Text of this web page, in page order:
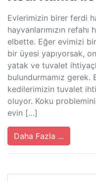
Evlerimizin birer ferdi
hayvanlarımızın
elbette. Eğer evimizi
bir üyesi yapıyorsak,
yatak ve tuvalet
bulundurmamız gerek.
kedilerimizin tuvalet
oluyor. Koku
evin […]
Daha Fazla ...